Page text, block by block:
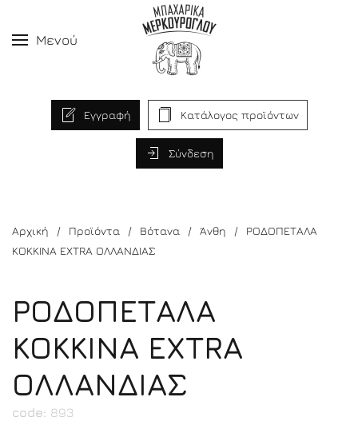
Μενού
Εγγραφή Κατάλογος προϊόντων
Σύνδεση
Αρχική Προϊόντα Βότανα Άνθη
ΡΟΔΟΠΕΤΑΛΑ
ΚΟΚΚΙΝΑ EXTRA ΟΛΛΑΝΔΙΑΣ
ΡΟΔΟΠΕΤΑΛΑ
ΚΟΚΚΙΝΑ EXTRA
ΟΛΛΑΝΔΙΑΣ
code: 893